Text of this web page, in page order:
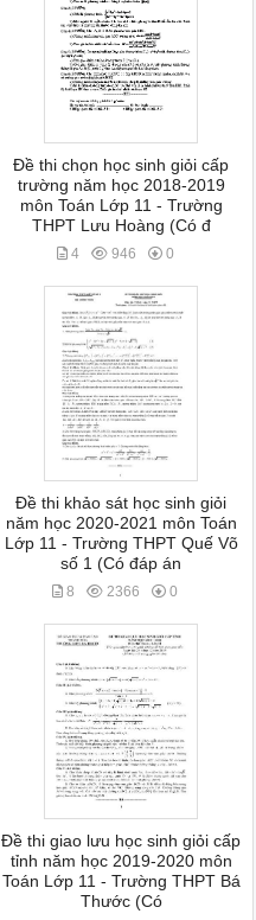
Đề thi chọn học sinh giỏi cấp
trường năm học 2018-2019
môn Toán Lớp 11 - Trường
THPT Lưu Hoàng (Có đ
4 946 0
Đề thi khảo sát học sinh giỏi
năm học 2020-2021 môn Toán
Lớp 11 - Trường THPT Quế Võ
số 1 (Có đáp án
8 2366 0
Đề thi giao lưu học sinh giỏi cấp
tỉnh năm học 2019-2020 môn
Toán Lớp 11 - Trường THPT Bá
Thước (Có